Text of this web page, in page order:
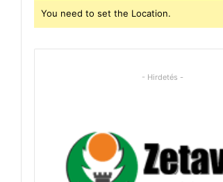
You need to set the Location.
- Hirdetés -